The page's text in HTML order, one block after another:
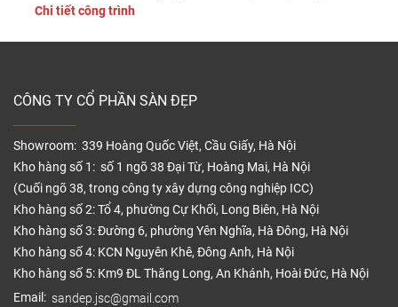
nghiệp hay tự lát tại nhà, nắm vững các bước lắp đặt chuẩn
Chi tiết công trình
CÔNG TY CỔ PHẦN SÀN ĐẸP
Showroom: 339 Hoàng Quốc Việt, Cầu Giấy, Hà Nội
Kho hàng số 1: số 1 ngõ 38 Đại Từ, Hoàng Mai, Hà Nội
(Cuối ngõ 38, trong công ty xây dựng công nghiệp ICC)
Kho hàng số 2: Tổ 4, phường Cự Khối, Long Biên, Hà Nội
Kho hàng số 3: Đường 6, phường Yên Nghĩa, Hà Đông, Hà Nội
Kho hàng số 4: KCN Nguyên Khê, Đông Anh, Hà Nội
Kho hàng số 5: Km9 ĐL Thăng Long, An Khánh, Hoài Đức, Hà Nội
Email: sandep.jsc@gmail.com